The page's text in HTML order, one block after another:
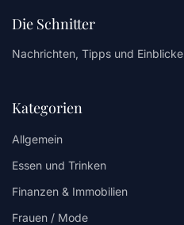
Die Schnitter
Nachrichten, Tipps und Einblicke
Kategorien
Allgemein
Essen und Trinken
Finanzen & Immobilien
Frauen / Mode